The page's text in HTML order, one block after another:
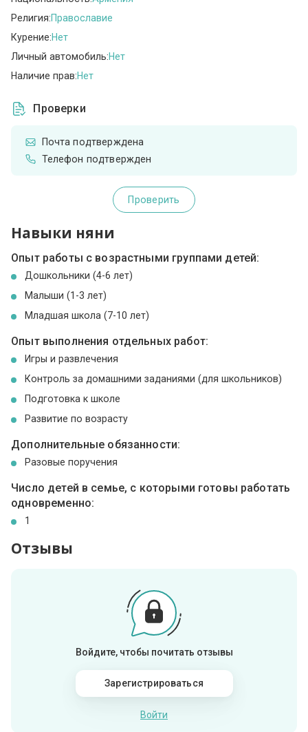
Религия:Православие
Курение:Нет
Личный автомобиль:Нет
Наличие прав:Нет
Проверки
Почта подтверждена
Телефон подтвержден
Проверить
Навыки няни
Опыт работы с возрастными группами детей:
Дошкольники (4-6 лет)
Малыши (1-3 лет)
Младшая школа (7-10 лет)
Опыт выполнения отдельных работ:
Игры и развлечения
Контроль за домашними заданиями (для школьников)
Подготовка к школе
Развитие по возрасту
Дополнительные обязанности:
Разовые поручения
Число детей в семье, с которыми готовы работать
одновременно:
1
Отзывы
Войдите, чтобы почитать отзывы
Зарегистрироваться
Войти